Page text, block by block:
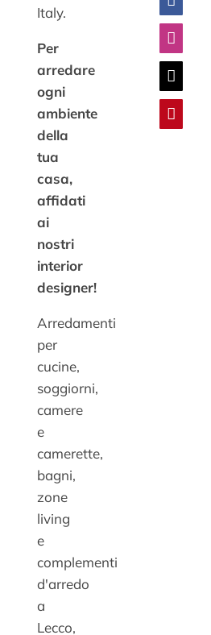
Italy.
Per
arredare
ogni
ambiente
della
tua
casa,
affidati
ai
nostri
interior
designer!
Arredamenti
per
cucine,
soggiorni,
camere
e
camerette,
bagni,
zone
living
e
complementi
d'arredo
a
Lecco,